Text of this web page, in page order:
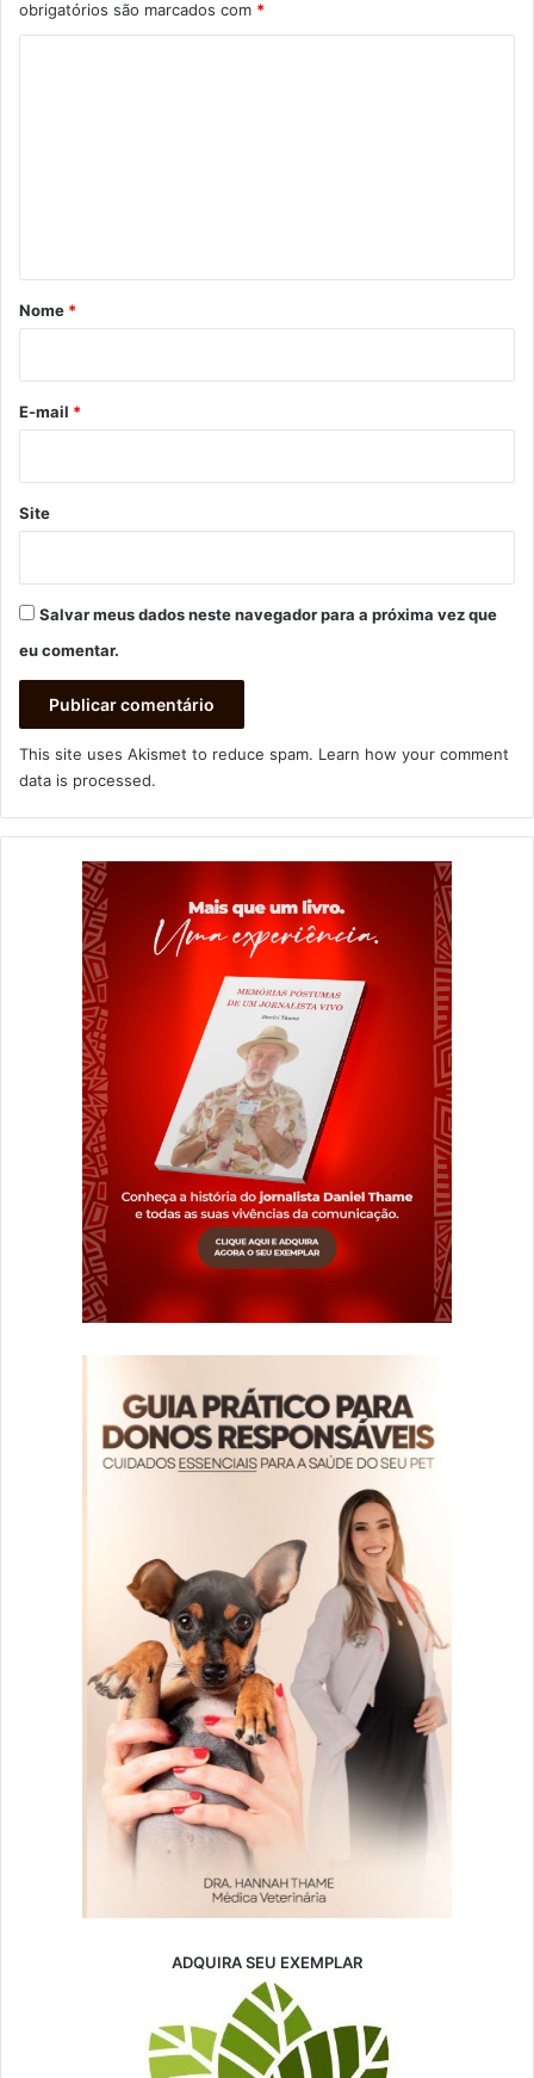
obrigatórios são marcados com *
r
*
Nome *
E-mail *
Site
Salvar meus dados neste navegador para a próxima vez que
eu comentar.
This site uses Akismet to reduce spam. Learn how your comment
data is processed.
ADQUIRA SEU EXEMPLAR